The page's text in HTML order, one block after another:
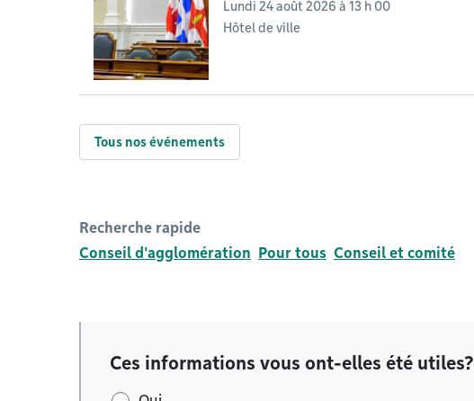
Lundi 24 août 2026 à 13 h 00
Hôtel de ville
Tous nos événements
Recherche rapide
Conseil d'agglomération Pour tous Conseil et comité
Ces informations vous ont-elles été utiles?